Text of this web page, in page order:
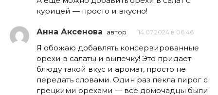
курицей — просто и вкусно!
Анна Аксенова автор 14.07.2024 в 06:46
Я обожаю добавлять консервированные
орехи в салаты и выпечку! Это придает
блюду такой вкус и аромат, просто не
передать словами. Один раз пекла пирог с
грецкими орехами — все домочадцы были